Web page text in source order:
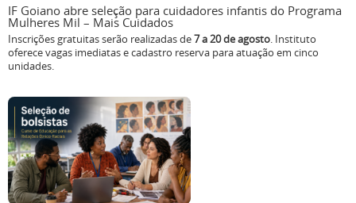
IF Goiano abre seleção para cuidadores infantis do Programa
Mulheres Mil – Mais Cuidados
Inscrições gratuitas serão realizadas de7 a 20 de agosto. Instituto
oferece vagas imediatas e cadastro reserva para atuação em cinco
unidades.